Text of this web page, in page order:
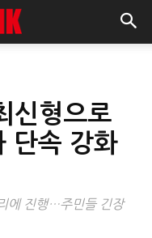
신형으로
단속 강화
에 진행…주민들 긴장